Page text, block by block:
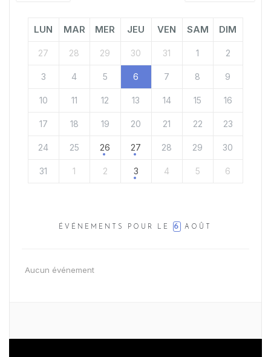
LUN MAR MER JEU VEN SAM DIM
27 28 29 30 31 1 2
3 4 5 6 7 8 9
10 11 12 13 14 15 16
17 18 19 20 21 22 23
24 25 26 27 28 29 30
31 1 2 3 4 5 6
ÉVÉNEMENTS POUR LE 6 AOÛT
Aucun événement